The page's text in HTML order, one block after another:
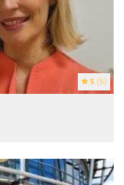
5 (5)